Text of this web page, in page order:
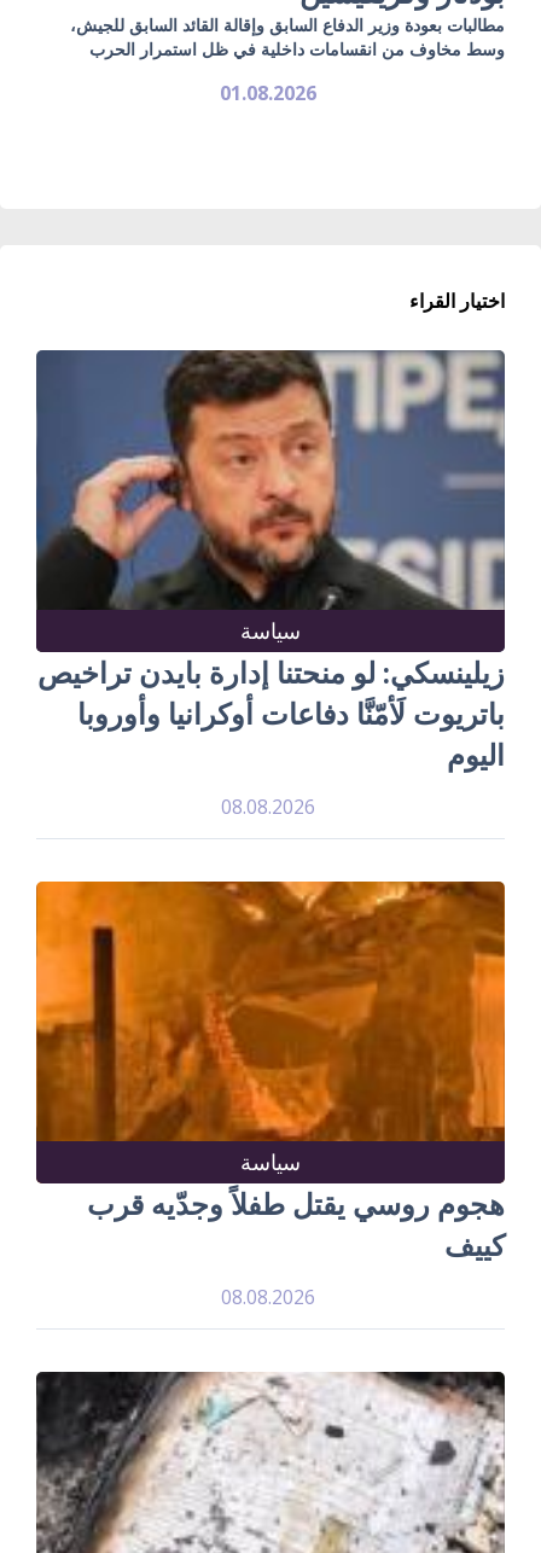
مطالبات بعودة وزير الدفاع السابق وإقالة القائد السابق للجيش،
وسط مخاوف من انقسامات داخلية في ظل استمرار الحرب
01.08.2026
اختيار القراء
سياسة
زيلينسكي: لو منحتنا إدارة بايدن تراخيص
باتريوت لَأمّنَّا دفاعات أوكرانيا وأوروبا
اليوم
08.08.2026
سياسة
هجوم روسي يقتل طفلاً وجدّيه قرب
كييف
08.08.2026